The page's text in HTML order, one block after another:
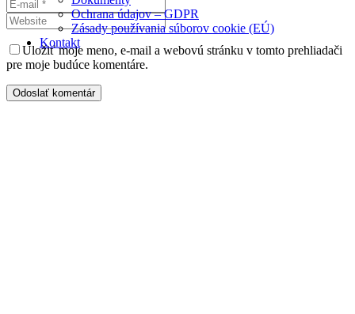
Ochrana údajov – GDPR
Zásady používania súborov cookie (EÚ)
Kontakt
Uložiť moje meno, e-mail a webovú stránku v tomto prehliadači
pre moje budúce komentáre.
Odoslať komentár